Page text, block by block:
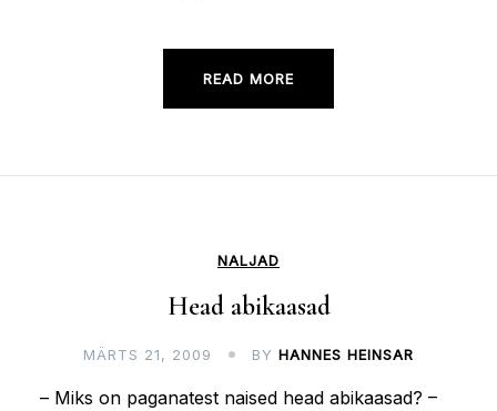
READ MORE
NALJAD
Head abikaasad
MÄRTS 21, 2009 BY HANNES HEINSAR
– Miks on paganatest naised head abikaasad? –